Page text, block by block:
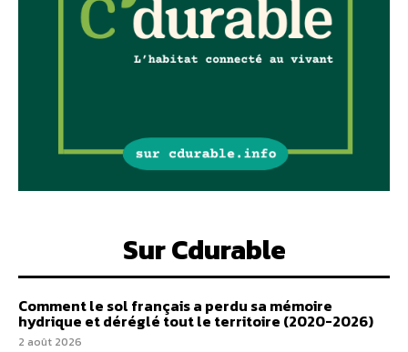
Sur Cdurable
Comment le sol français a perdu sa mémoire
hydrique et déréglé tout le territoire (2020-2026)
2 août 2026